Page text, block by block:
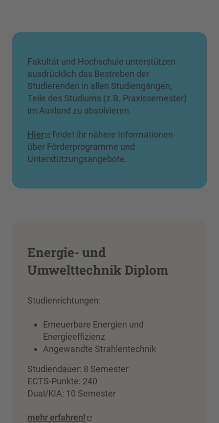
Fakultät und Hochschule unterstützen
ausdrücklich das Bestreben der
Studierenden in allen Studiengängen,
Teile des Studiums (z.B. Praxissemester)
im Ausland zu absolvieren.
Hier
findet ihr nähere Informationen
über Förderprogramme und
Unterstützungsangebote.
Energie- und
Umwelttechnik Diplom
Studienrichtungen:
Erneuerbare Energien und
Energieeffizienz
Angewandte Strahlentechnik
Studiendauer: 8 Semester
ECTS-Punkte: 240
Dual/KIA: 10 Semester
mehr erfahren!